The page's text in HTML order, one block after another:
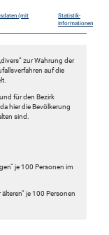
(mit
Statistik-
Informationen
zur Wahrung der
auf die
für den Bezirk
hier die Bevölkerung
sind.
je 100 Personen im
je 100 Personen